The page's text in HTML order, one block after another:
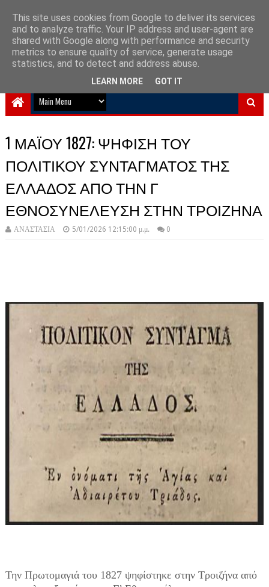
NewPlanet09
Ειδήσεις νέα από την Ελλάδα και τον κόσμο
1 ΜΑΪΟΥ 1827: ΨΗΦΙΣΗ ΤΟΥ
ΠΟΛΙΤΙΚΟΥ ΣΥΝΤΑΓΜΑΤΟΣ ΤΗΣ
ΕΛΛΑΔΟΣ ΑΠΟ ΤΗΝ Γ
ΕΘΝΟΣΥΝΕΛΕΥΣΗ ΣΤΗΝ ΤΡΟΙΖΗΝΑ
ΑΝΑΣΤΑΣΙΑ 5/01/2026 12:15:00 μ.μ. 0
Την Πρωτομαγιά του 1827 ψηφίστηκε στην Τροιζήνα από
This site uses cookies from Google to deliver its services
and to analyze traffic. Your IP address and user-agent are
shared with Google along with performance and security
metrics to ensure quality of service, generate usage
statistics, and to detect and address abuse.
LEARN MORE GOT IT